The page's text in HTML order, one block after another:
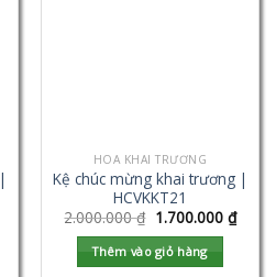
HOA KHAI TRƯƠNG
Kệ chúc mừng khai trương |
HCVKKT21
2.000.000₫ 1.700.000 ₫
Thêm vào giỏ hàng